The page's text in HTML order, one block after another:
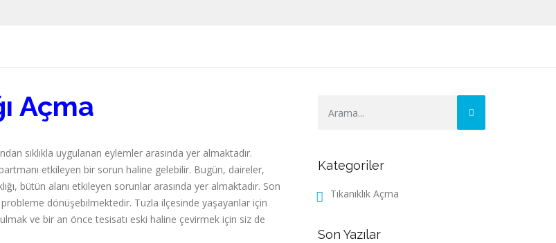
Açma
sıklıkla uygulanan eylemler arasında yer almaktadır.
etkileyen bir sorun haline gelebilir. Bugün, daireler,
bütün alanı etkileyen sorunlar arasında yer almaktadır. Son
dönüşebilmektedir. Tuzla ilçesinde yaşayanlar için
ve bir an önce tesisatı eski haline çevirmek için siz de
Kategoriler
Tıkanıklık Açma
Son Yazılar